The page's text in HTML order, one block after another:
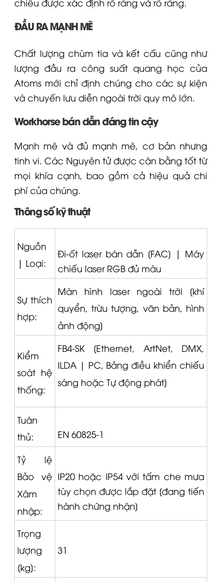
ĐẦU RA MẠNH MẼ
Chất lượng chùm tia và kết cấu cũng như
lượng đầu ra công suất quang học của
Atoms mới chỉ định chúng cho các sự kiện
và chuyến lưu diễn ngoài trời quy mô lớn.
Workhorse bán dẫn đáng tin cậy
Mạnh mẽ và đủ mạnh mẽ, cơ bản nhưng
tinh vi. Các Nguyên tử được cân bằng tốt từ
mọi khía cạnh, bao gồm cả hiệu quả chi
phí của chúng.
Thông số kỹ thuật
Nguồn
| Loại:
Đi-ốt laser bán dẫn [FAC] | Máy
chiếu laser RGB đủ màu
Sự thích
hợp:
Màn hình laser ngoài trời [khí
quyển, trừu tượng, văn bản, hình
ảnh động]
Kiểm
soát hệ
thống:
FB4-SK [Ethernet, ArtNet, DMX,
ILDA | PC, Bảng điều khiển chiếu
sáng hoặc Tự động phát]
Tuân
thủ:
EN 60825-1
Tỷ lệ
Bảo vệ
Xâm
nhập:
IP20 hoặc IP54 với tấm che mưa
tùy chọn được lắp đặt [đang tiến
hành chứng nhận]
Trọng
lượng
[kg]:
31